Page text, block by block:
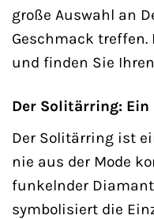
große Auswahl an
Geschmack
und finden Sie
Der Solitärring:
Der Solitärring ist
nie aus der Mode
funkelnder
symbolisiert die